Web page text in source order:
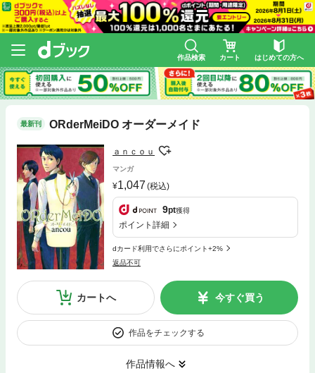
作品検索 カート はじめての方へ
最新刊 ORderMeiDO オーダーメイド
ａｎｃｏｕ
マンガ
1,047 (税込)
9pt獲得
ポイント詳細
dカード利用でさらにポイント+2%
返品不可
カートへ 今すぐ買う
作品をチェックする
作品情報へ